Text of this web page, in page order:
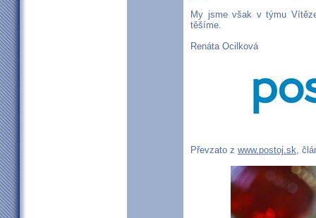
My jsme však v týmu
těšíme.
Renáta Ocilková
Převzato z www.postoj.sk,